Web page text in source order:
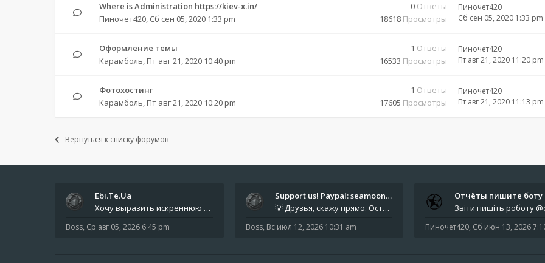
Where is Administration https://kiev-x.in/
Пиночет420, Сб сен 05, 2020 1:33 pm
0 Ответы
18618 Просмотры
Пиночет420
Сб сен 05, 2020 1:33 pm
Оформление темы
Карамболь, Пт авг 21, 2020 10:40 pm
1 Ответы
16533 Просмотры
Пиночет420
Пт авг 21, 2020 11:20 pm
Фотохостинг
Карамболь, Пт авг 21, 2020 10:20 pm
1 Ответы
17605 Просмотры
Пиночет420
Пт авг 21, 2020 11:13 pm
Вернуться к списку форумов
Ebi.Te.Ua
Хочу выразить искреннюю благодарность всем анонимным пользователям, которые поддержали наше сообщество финансово. Благод
Boss, Ср авг 05, 2026 6:45 pm
Support us! Paypal: seamoonpa…
💡 Друзья, скажу прямо. Осталось мало времени. За это время нам нужно закрыть последние обязательные расходы: около 500
Boss, Вс июл 12, 2026 10:31 am Пиночет420, Сб июн 13, 2026